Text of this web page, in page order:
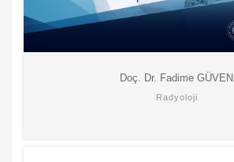
Doç. Dr. Fadime GÜVEN
Radyoloji